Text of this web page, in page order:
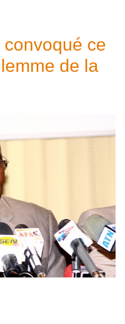
ce
de la